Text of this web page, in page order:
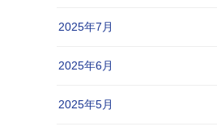
2025年7月
2025年6月
2025年5月